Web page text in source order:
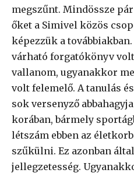
megszűnt. Mindössze
őket a Simivel közös
képezzük a
várható forgatókönyv
vallanom, ugyanakkor
volt felemelő. A tanulás
sok versenyző
korában, bármely
létszám ebben az
szűkülni. Ez azonban
jellegzetesség.